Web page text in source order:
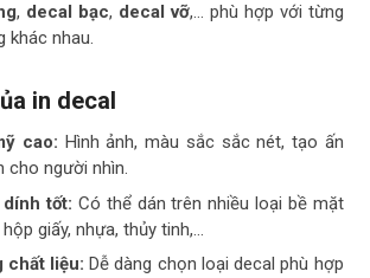
, decal bạc, decal vỡ,… phù hợp với từng
khác nhau.
in decal
cao: Hình ảnh, màu sắc sắc nét, tạo ấn
cho người nhìn.
tốt: Có thể dán trên nhiều loại bề mặt
giấy, nhựa, thủy tinh,…
chất liệu: Dễ dàng chọn loại decal phù hợp